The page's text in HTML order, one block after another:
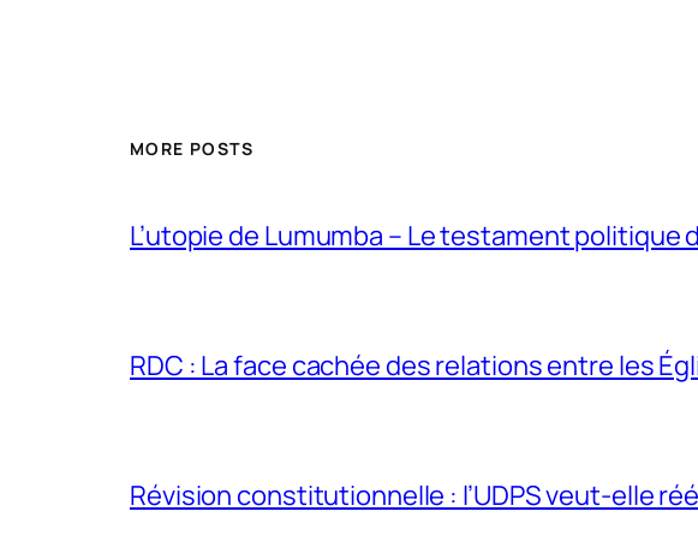
MORE POSTS
L’utopie de Lumumba – Le testament
RDC : La face cachée des relations entre les
Révision constitutionnelle : l’UDPS veut-elle